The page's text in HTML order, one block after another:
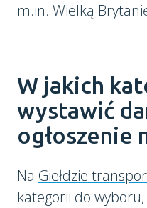
m.in. Wielką
W jakich
wystawić
ogłoszenie
Na Giełdzie
kategorii do